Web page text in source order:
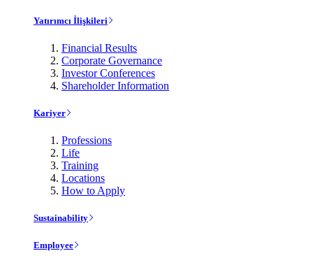
Yatırımcı İlişkileri
Financial Results
Corporate Governance
Investor Conferences
Shareholder Information
Kariyer
Professions
Life
Training
Locations
How to Apply
Sustainability
Employee